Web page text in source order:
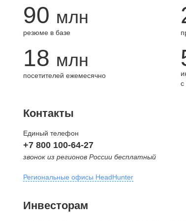
90 млн
резюме в базе
18 млн
посетителей ежемесячно
с
Контакты
Единый телефон
+7 800 100-64-27
звонок из регионов России бесплатный
Региональные офисы HeadHunter
внутригородская территория
Инвесторам